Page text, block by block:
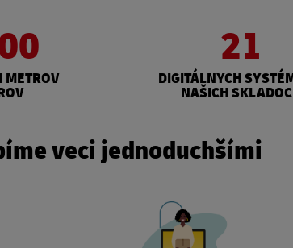
METROV
21
DIGITÁLNYCH
NAŠICH
veci jednoduchšími